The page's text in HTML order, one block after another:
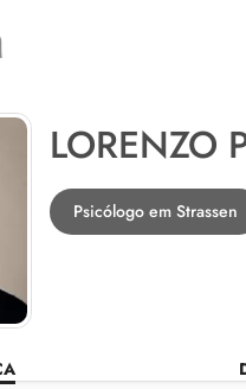
LORENZO
Psicólogo em Strassen